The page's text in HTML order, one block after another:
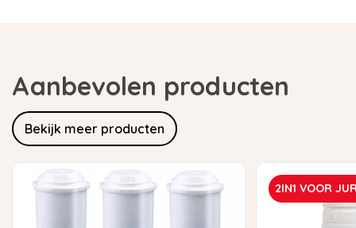
Aanbevolen producten
Bekijk meer producten
2IN1 VOOR